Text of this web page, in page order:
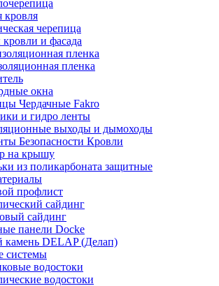
кровля
черепица
и фасада
пленка
пленка
окна
Чердачные Fakro
и гидро ленты
выходы и дымоходы
Безопасности Кровли
на крышу
из поликарбоната защитные
профлист
сайдинг
сайдинг
панели Docke
камень DELAP (Делап)
системы
водостоки
водостоки